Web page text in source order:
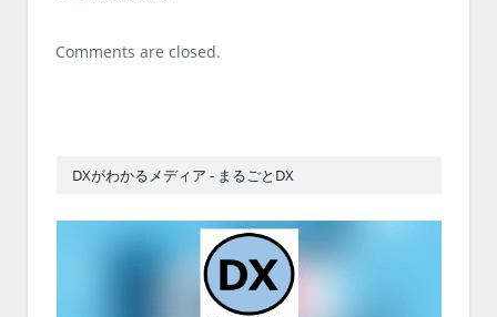
Comments are closed.
DXがわかるメディア - まるごとDX